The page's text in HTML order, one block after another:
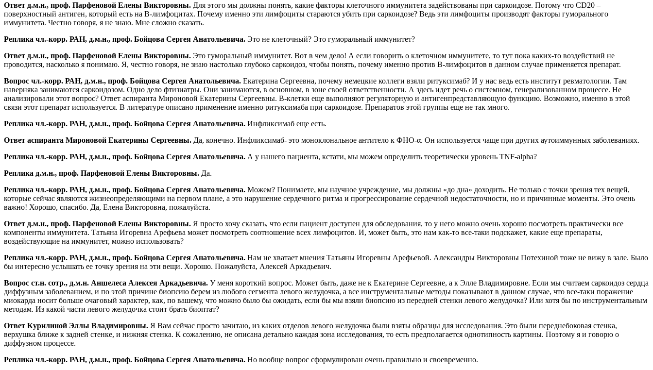
Ответ д.м.н., проф. Парфеновой Елены Викторовны. Для этого мы должны понять, какие факторы клеточного иммунитета задействованы при саркоидозе. Потому что CD20 –
поверхностный антиген, который есть на B-лимфоцитах. Почему именно эти лимфоциты стараются убить при саркоидозе? Ведь эти лимфоциты производят факторы гуморального
иммунитета. Честно говоря, я не знаю. Мне сложно сказать.
Реплика чл.-корр. РАН, д.м.н., проф. Бойцова Сергея Анатольевича. Это не клеточный? Это гуморальный иммунитет?
Ответ д.м.н., проф. Парфеновой Елены Викторовны. Это гуморальный иммунитет. Вот в чем дело! А если говорить о клеточном иммунитете, то тут пока каких-то воздействий не
проводится, насколько я понимаю. Я, честно говоря, не знаю настолько глубоко саркоидоз, чтобы понять, почему именно против B-лимфоцитов в данном случае применяется препарат.
Вопрос чл.-корр. РАН, д.м.н., проф. Бойцова Сергея Анатольевича. Екатерина Сергеевна, почему немецкие коллеги взяли ритуксимаб? И у нас ведь есть институт ревматологии. Там
наверняка занимаются саркоидозом. Одно дело фтизиатры. Они занимаются, в основном, в зоне своей ответственности. А здесь идет речь о системном, генерализованном процессе. Не
анализировали этот вопрос? Ответ аспиранта Мироновой Екатерины Сергеевны. B-клетки еще выполняют регуляторную и антигенпредставляющую функцию. Возможно, именно в этой
связи этот препарат используется. В литературе описано применение именно ритуксимаба при саркоидозе. Препаратов этой группы еще не так много.
Реплика чл.-корр. РАН, д.м.н., проф. Бойцова Сергея Анатольевича. Инфликсимаб еще есть.
Ответ аспиранта Мироновой Екатерины Сергеевны. Да, конечно. Инфликсимаб- это моноклональное антитело к ФНО-α. Он используется чаще при других аутоиммунных заболеваниях.
Реплика чл.-корр. РАН, д.м.н., проф. Бойцова Сергея Анатольевича. А у нашего пациента, кстати, мы можем определить теоретически уровень TNF-alpha?
Реплика д.м.н., проф. Парфеновой Елены Викторовны. Да.
Реплика чл.-корр. РАН, д.м.н., проф. Бойцова Сергея Анатольевича. Можем? Понимаете, мы научное учреждение, мы должны «до дна» доходить. Не только с точки зрения тех вещей,
которые сейчас являются жизнеопределяющими на первом плане, а это нарушение сердечного ритма и прогрессирование сердечной недостаточности, но и причинные моменты. Это очень
важно! Хорошо, спасибо. Да, Елена Викторовна, пожалуйста.
Ответ д.м.н., проф. Парфеновой Елены Викторовны. Я просто хочу сказать, что если пациент доступен для обследования, то у него можно очень хорошо посмотреть практически все
компоненты иммунитета. Татьяна Игоревна Арефьева может посмотреть соотношение всех лимфоцитов. И, может быть, это нам как-то все-таки подскажет, какие еще препараты,
воздействующие на иммунитет, можно использовать?
Реплика чл.-корр. РАН, д.м.н., проф. Бойцова Сергея Анатольевича. Нам не хватает мнения Татьяны Игоревны Арефьевой. Александры Викторовны Потехиной тоже не вижу в зале. Было
бы интересно услышать ее точку зрения на эти вещи. Хорошо. Пожалуйста, Алексей Аркадьевич.
Вопрос ст.н. сотр., д.м.н. Аншелеса Алексея Аркадьевича. У меня короткий вопрос. Может быть, даже не к Екатерине Сергеевне, а к Элле Владимировне. Если мы считаем саркоидоз сердца
диффузным заболеванием, и по этой причине биопсию берем из любого сегмента левого желудочка, а все инструментальные методы показывают в данном случае, что все-таки поражение
миокарда носит больше очаговый характер, как, по вашему, что можно было бы ожидать, если бы мы взяли биопсию из передней стенки левого желудочка? Или хотя бы по инструментальным
методам. Из какой части левого желудочка стоит брать биоптат?
Ответ Курилиной Эллы Владимировны. Я Вам сейчас просто зачитаю, из каких отделов левого желудочка были взяты образцы для исследования. Это были переднебоковая стенка,
верхушка ближе к задней стенке, и нижняя стенка. К сожалению, не описана детально каждая зона исследования, то есть предполагается однотипность картины. Поэтому я и говорю о
диффузном процессе.
Реплика чл.-корр. РАН, д.м.н., проф. Бойцова Сергея Анатольевича. Но вообще вопрос сформулирован очень правильно и своевременно.